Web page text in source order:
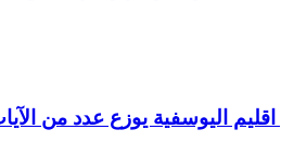
اليوسفية يوزع عدد من